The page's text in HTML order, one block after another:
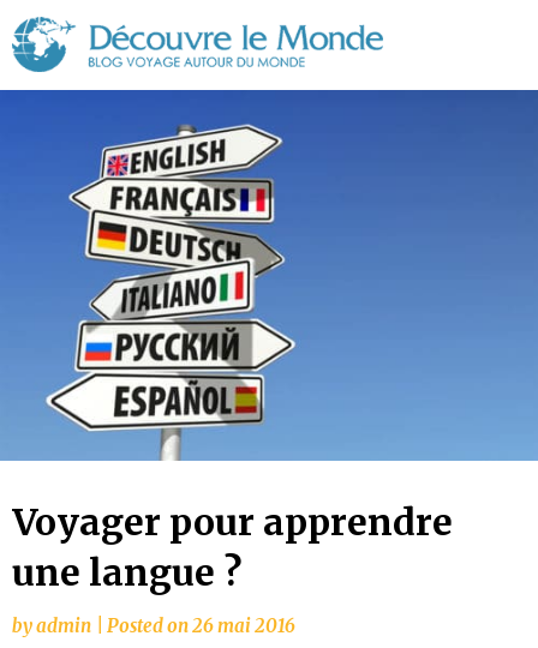
Monde
Voyager pour apprendre
une langue ?
byadmin Posted on26 mai 2016